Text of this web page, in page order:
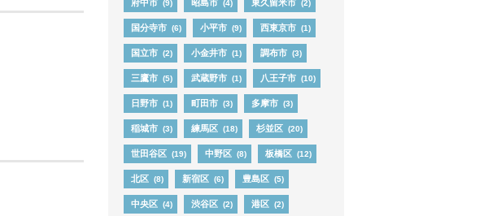
府中市 (9) 昭島市 (4) 東久留米市 (2)
国分寺市 (6) 小平市 (9) 西東京市 (1)
国立市 (2) 小金井市 (1) 調布市 (3)
三鷹市 (5) 武蔵野市 (1) 八王子市 (10)
日野市 (1) 町田市 (3) 多摩市 (3)
稲城市 (3) 練馬区 (18) 杉並区 (20)
世田谷区 (19) 中野区 (8) 板橋区 (12)
北区 (8) 新宿区 (6) 豊島区 (5)
中央区 (4) 渋谷区 (2) 港区 (2)